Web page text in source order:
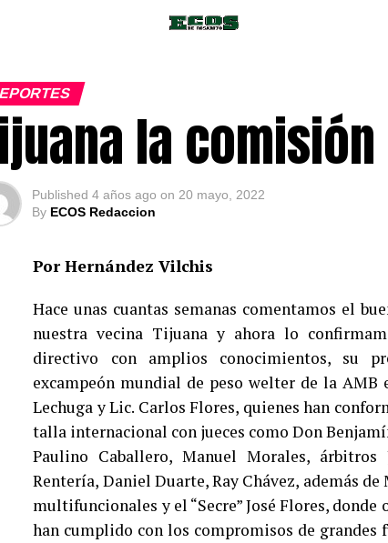
la comisión
Published 4 años ago on 20 mayo, 2022
By ECOS Redaccion
Por Hernández Vilchis
Hace unas cuantas semanas comentamos el
nuestra vecina Tijuana y ahora lo
directivo con amplios conocimientos, su
excampeón mundial de peso welter de la AMB
Lechuga y Lic. Carlos Flores, quienes han
talla internacional con jueces como Don
Paulino Caballero, Manuel Morales, árbitros
Rentería, Daniel Duarte, Ray Chávez, además
multifuncionales y el “Secre” José Flores,
han cumplido con los compromisos de